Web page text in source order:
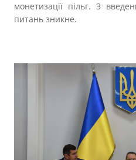
монетизації пільг. З
питань зникне.